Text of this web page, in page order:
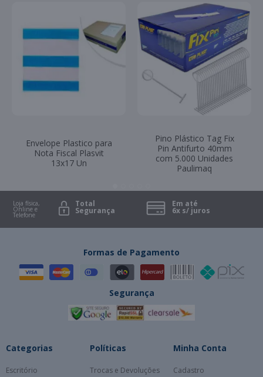
Envelope Plastico para
Nota Fiscal Plasvit
13x17 Un
Pino Plástico Tag Fix
Pin Antifurto 40mm
com 5.000 Unidades
Paulimaq
Loja física,
Online e
Telefone
Total
Segurança
Em até
6x s/ juros
Formas de Pagamento
Segurança
Categorias
Escritório
Políticas
Trocas e Devoluções
Minha Conta
Cadastro